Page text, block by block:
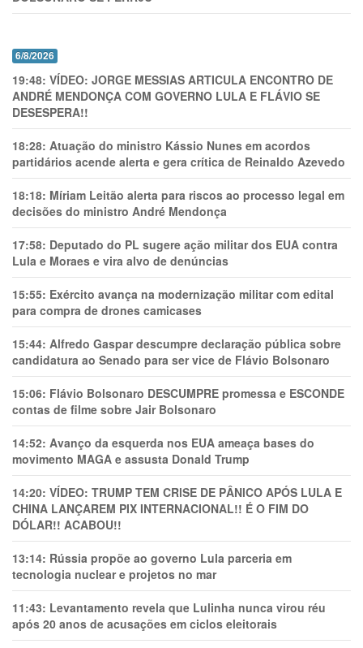
6/8/2026
19:48: VÍDEO: JORGE MESSIAS ARTICULA ENCONTRO DE
ANDRÉ MENDONÇA COM GOVERNO LULA E FLÁVIO SE
DESESPERA!!
18:28: Atuação do ministro Kássio Nunes em acordos
partidários acende alerta e gera crítica de Reinaldo Azevedo
18:18: Míriam Leitão alerta para riscos ao processo legal em
decisões do ministro André Mendonça
17:58: Deputado do PL sugere ação militar dos EUA contra
Lula e Moraes e vira alvo de denúncias
15:55: Exército avança na modernização militar com edital
para compra de drones camicases
15:44: Alfredo Gaspar descumpre declaração pública sobre
candidatura ao Senado para ser vice de Flávio Bolsonaro
15:06: Flávio Bolsonaro DESCUMPRE promessa e ESCONDE
contas de filme sobre Jair Bolsonaro
14:52: Avanço da esquerda nos EUA ameaça bases do
movimento MAGA e assusta Donald Trump
14:20: VÍDEO: TRUMP TEM CRlSE DE PÂNlCO APÓS LULA E
CHINA LANÇAREM PIX INTERNACIONAL!! É O FIM DO
DÓLAR!! ACABOU!!
13:14: Rússia propõe ao governo Lula parceria em
tecnologia nuclear e projetos no mar
11:43: Levantamento revela que Lulinha nunca virou réu
após 20 anos de acusações em ciclos eleitorais